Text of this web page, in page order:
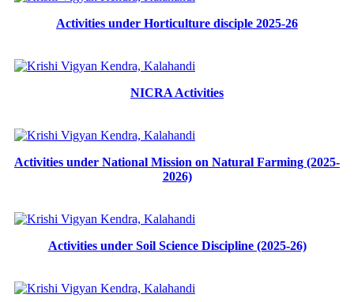
Activities under Horticulture disciple 2025-26
NICRA Activities
Activities under National Mission on Natural Farming (2025-
2026)
Activities under Soil Science Discipline (2025-26)